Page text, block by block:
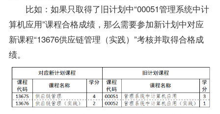
比如：如果只取得了旧计划中“00051管理系统中计
算机应用”课程合格成绩，那么需要参加新计划中对应
新课程“13676供应链管理（实践）”考核并取得合格成
绩。